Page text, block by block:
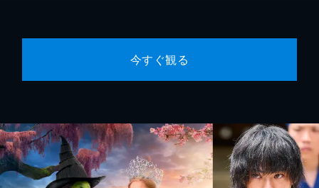
今すぐ観る